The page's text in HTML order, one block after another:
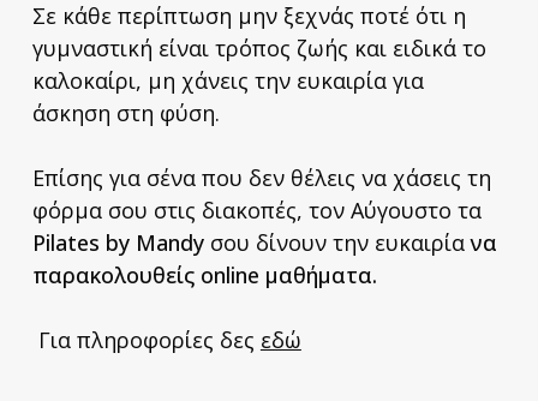
Σε κάθε περίπτωση μην ξεχνάς ποτέ ότι η
γυμναστική είναι τρόπος ζωής και ειδικά το
καλοκαίρι, μη χάνεις την ευκαιρία για
άσκηση στη φύση.
Επίσης για σένα που δεν θέλεις να χάσεις τη
φόρμα σου στις διακοπές, τον Αύγουστο τα
Pilates by Mandyσου δίνουν την ευκαιρίανα
παρακολουθείς online μαθήματα.
Για πληροφορίες δες εδώ